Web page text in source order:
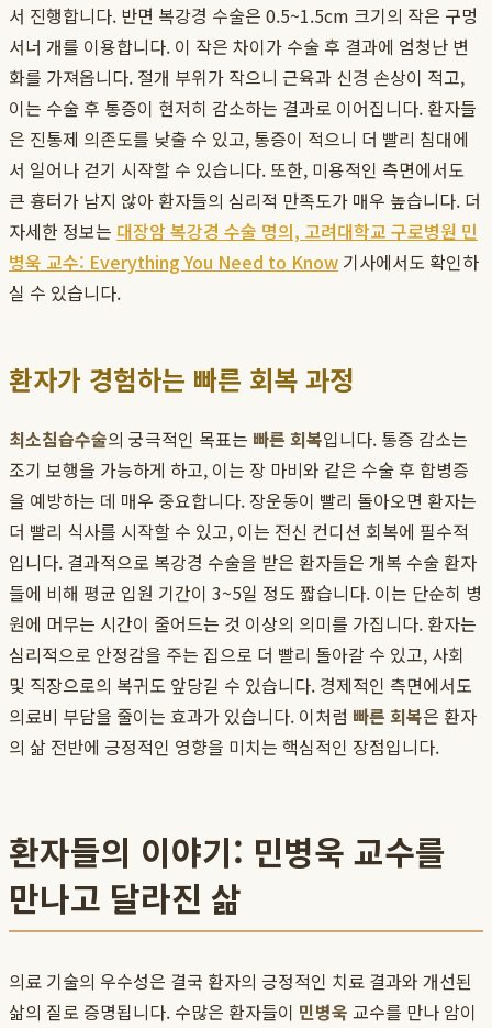
서 진행합니다. 반면 복강경 수술은 0.5~1.5cm 크기의 작은 구멍
서너 개를 이용합니다. 이 작은 차이가 수술 후 결과에 엄청난 변
화를 가져옵니다. 절개 부위가 작으니 근육과 신경 손상이 적고,
이는 수술 후 통증이 현저히 감소하는 결과로 이어집니다. 환자들
은 진통제 의존도를 낮출 수 있고, 통증이 적으니 더 빨리 침대에
서 일어나 걷기 시작할 수 있습니다. 또한, 미용적인 측면에서도
큰 흉터가 남지 않아 환자들의 심리적 만족도가 매우 높습니다. 더
자세한 정보는 대장암 복강경 수술 명의, 고려대학교 구로병원 민
병욱 교수: Everything You Need to Know 기사에서도 확인하
실 수 있습니다.
환자가 경험하는 빠른 회복 과정
최소침습수술의 궁극적인 목표는 빠른 회복입니다. 통증 감소는
조기 보행을 가능하게 하고, 이는 장 마비와 같은 수술 후 합병증
을 예방하는 데 매우 중요합니다. 장운동이 빨리 돌아오면 환자는
더 빨리 식사를 시작할 수 있고, 이는 전신 컨디션 회복에 필수적
입니다. 결과적으로 복강경 수술을 받은 환자들은 개복 수술 환자
들에 비해 평균 입원 기간이 3~5일 정도 짧습니다. 이는 단순히 병
원에 머무는 시간이 줄어드는 것 이상의 의미를 가집니다. 환자는
심리적으로 안정감을 주는 집으로 더 빨리 돌아갈 수 있고, 사회
및 직장으로의 복귀도 앞당길 수 있습니다. 경제적인 측면에서도
의료비 부담을 줄이는 효과가 있습니다. 이처럼 빠른 회복은 환자
의 삶 전반에 긍정적인 영향을 미치는 핵심적인 장점입니다.
환자들의 이야기: 민병욱 교수를
만나고 달라진 삶
의료 기술의 우수성은 결국 환자의 긍정적인 치료 결과와 개선된
삶의 질로 증명됩니다. 수많은 환자들이 민병욱 교수를 만나 암이